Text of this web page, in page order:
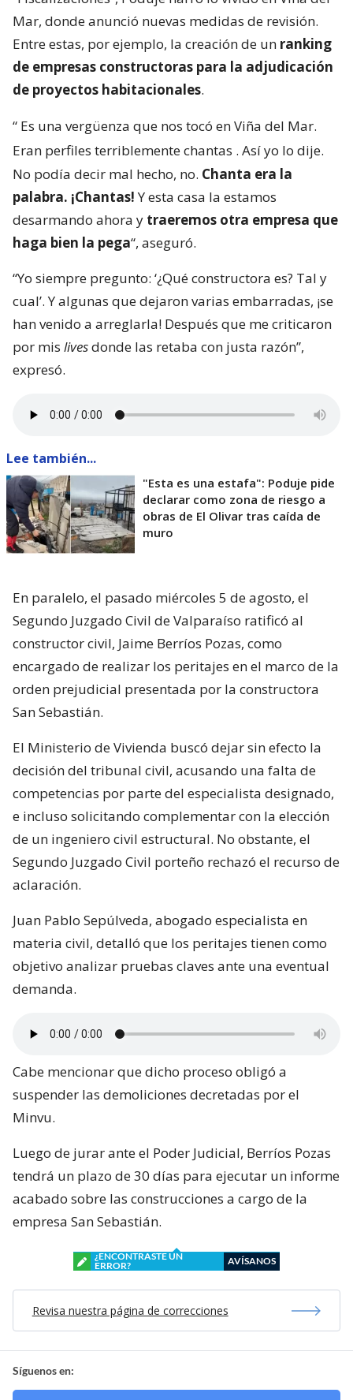
Mar, donde anunció nuevas medidas de revisión.
Entre estas, por ejemplo, la creación de un ranking
de empresas constructoras para la adjudicación
de proyectos habitacionales.
“ Es una vergüenza que nos tocó en Viña del Mar.
Eran perfiles terriblemente chantas . Así yo lo dije.
No podía decir mal hecho, no. Chanta era la
palabra. ¡Chantas!Y esta casa la estamos
desarmando ahora y traeremos otra empresa que
haga bien la pega“, aseguró.
“Yo siempre pregunto: ‘¿Qué constructora es? Tal y
cual’. Y algunas que dejaron varias embarradas, ¡se
han venido a arreglarla! Después que me criticaron
por mis livesdonde las retaba con justa razón”,
expresó.
Lee también...
"Esta es una estafa": Poduje pide
declarar como zona de riesgo a
obras de El Olivar tras caída de
muro
En paralelo, el pasado miércoles 5 de agosto, el
Segundo Juzgado Civil de Valparaíso ratificó al
constructor civil, Jaime Berríos Pozas, como
encargado de realizar los peritajes en el marco de la
orden prejudicial presentada por la constructora
San Sebastián.
El Ministerio de Vivienda buscó dejar sin efecto la
decisión del tribunal civil, acusando una falta de
competencias por parte del especialista designado,
e incluso solicitando complementar con la elección
de un ingeniero civil estructural. No obstante, el
Segundo Juzgado Civil porteño rechazó el recurso de
aclaración.
Juan Pablo Sepúlveda, abogado especialista en
materia civil, detalló que los peritajes tienen como
objetivo analizar pruebas claves ante una eventual
demanda.
Cabe mencionar que dicho proceso obligó a
suspender las demoliciones decretadas por el
Minvu.
Luego de jurar ante el Poder Judicial, Berríos Pozas
tendrá un plazo de 30 días para ejecutar un informe
acabado sobre las construcciones a cargo de la
empresa San Sebastián.
¿ENCONTRASTE UN
ERROR?
AVÍSANOS
Revisa nuestra página de correcciones
Síguenos en: